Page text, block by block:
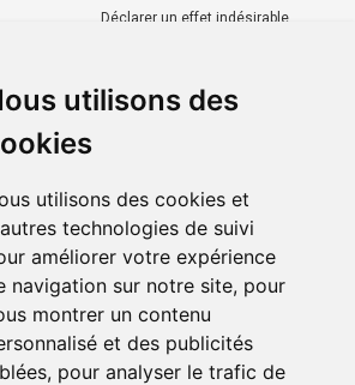
utilisons des
utilisons des cookies et
technologies de suivi
améliorer votre expérience
navigation sur notre site, pour
montrer un contenu
et des publicités
pour analyser le trafic de
Déclarer un effet indésirable
Livraison chez vous
Livraison dans un Point
d’enlèvement
Retrait dans la pharmacie
Retrait en casiers extérieurs